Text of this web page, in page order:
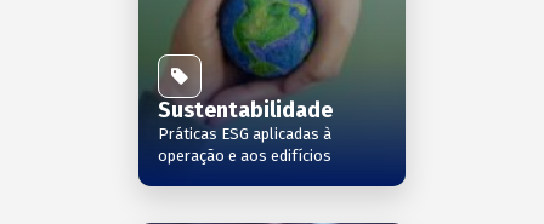
Sustentabilidade
Práticas ESG aplicadas à
operação e aos edifícios